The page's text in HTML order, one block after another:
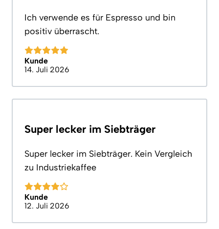
Ich verwende es für Espresso und bin
positiv überrascht.
Kunde
14. Juli 2026
Super lecker im Siebträger
Super lecker im Siebträger. Kein Vergleich
zu Industriekaffee
Kunde
12. Juli 2026